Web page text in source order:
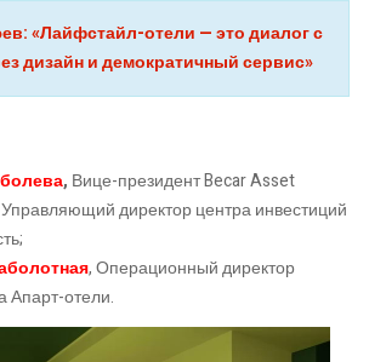
«Лайфстайл-отели — это диалог с
дизайн и демократичный сервис»
, Вице-президент Becar Asset
директор центра инвестиций
, Операционный директор
Апарт-отели.